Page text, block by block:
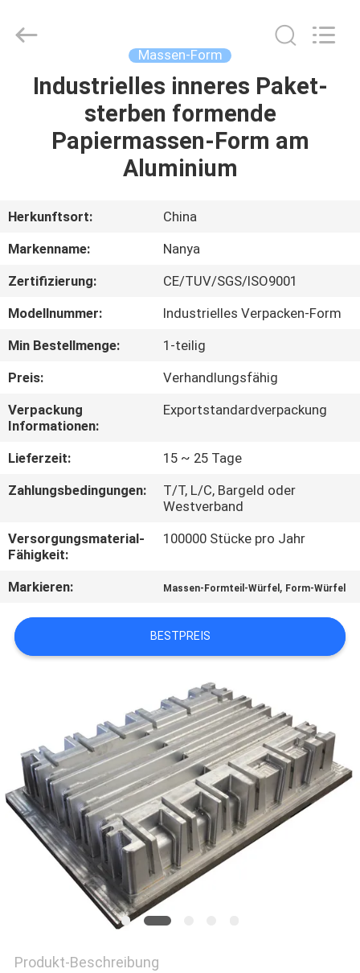
HAUS
PRODUKTE
VR
ÜBER
UNS
FABRIK-
AUSFLUG
TRETEN
SIE
MIT
IN
VERBINDUNG
NACHRICHTEN
SITEMAP
PRIVACY
POLICY
Equipment
Massen-Form
Industrielles inneres Paket-
sterben formende
Papiermassen-Form am
Aluminium
Herkunftsort:
China
Markenname:
Nanya
Zertifizierung:
CE/TUV/SGS/ISO9001
Modellnummer:
Industrielles Verpacken-Form
Min Bestellmenge:
1-teilig
Preis:
Verhandlungsfähig
Verpackung
Informationen:
Exportstandardverpackung
Lieferzeit:
15 ~ 25 Tage
Zahlungsbedingungen:
T/T, L/C, Bargeld oder
Westverband
Versorgungsmaterial-
Fähigkeit:
100000 Stücke pro Jahr
Markieren: Massen-Formteil-Würfel , Form-Würfel
BESTPREIS
Produkt-Beschreibung